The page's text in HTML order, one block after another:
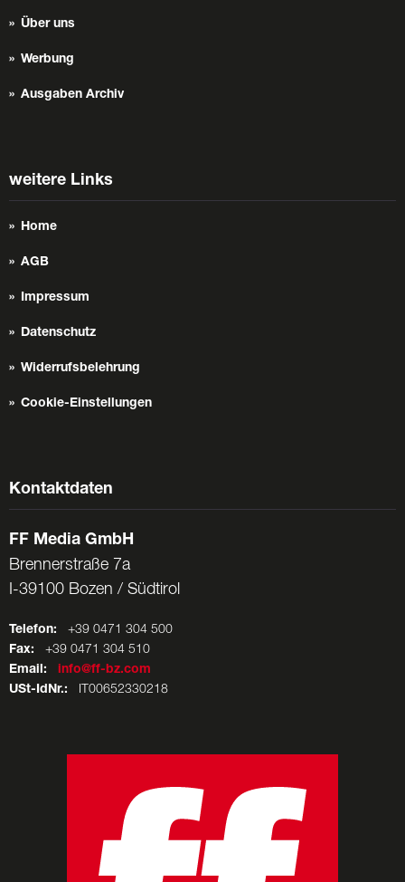
Über uns
Werbung
Ausgaben Archiv
weitere Links
Home
AGB
Impressum
Datenschutz
Widerrufsbelehrung
Cookie-Einstellungen
Kontaktdaten
FF Media GmbH
Brennerstraße 7a
I-39100 Bozen / Südtirol
Telefon: +39 0471 304 500
Fax: +39 0471 304 510
Email:
info@ff-bz.com
USt-IdNr.: IT00652330218